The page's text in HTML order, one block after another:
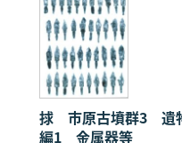
捄 市原古墳群3 遺
編1 金属器等